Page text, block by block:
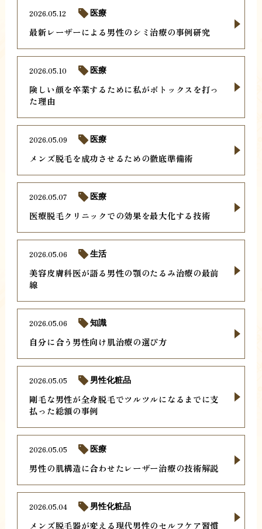
最新レーザーによる男性のシミ治療の事例研究
2026.05.12 医療
険しい顔を卒業するために私がボトックスを打っ
た理由
2026.05.10 医療
メンズ脱毛を成功させるための徹底準備術
2026.05.09 医療
医療脱毛クリニックでの効果を最大化する技術
2026.05.07 医療
美容皮膚科医が語る男性の顎のたるみ治療の最前
線
2026.05.06 生活
自分に合う男性向け肌治療の選び方
2026.05.06 知識
剛毛な男性が全身脱毛でツルツルになるまでに支
払った総額の事例
2026.05.05 男性化粧品
男性の肌構造に合わせたレーザー治療の技術解説
2026.05.05 医療
メンズ脱毛器が変える現代男性のセルフケア習慣
2026.05.04 男性化粧品